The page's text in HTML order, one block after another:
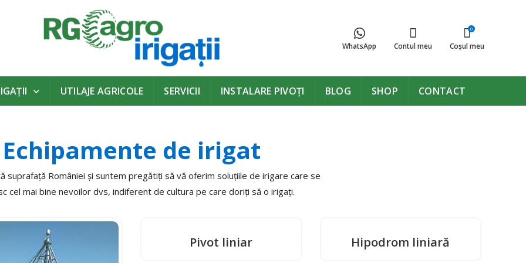
WhatsApp Contul meu
0
Coşul meu
UTILAJE AGRICOLE SERVICII INSTALARE PIVOȚI BLOG SHOP CONTACT
Echipamente de irigat
suprafață României și suntem pregătiți să vă oferim soluțiile de irigare care se
cel mai bine nevoilor dvs, indiferent de cultura pe care doriți să o irigați.
Pivot liniar Hipodrom liniară